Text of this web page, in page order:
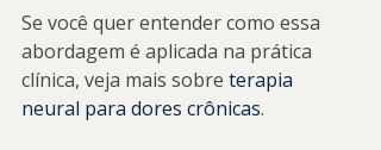
Se você quer entender como essa
abordagem é aplicada na prática
clínica, veja mais sobre terapia
neural para dores crônicas.